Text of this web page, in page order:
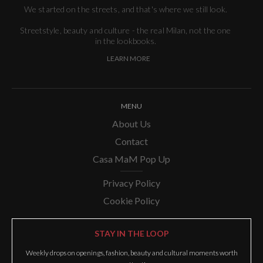
We started on the streets, and that's where we still look.
Streetstyle, beauty and culture - the real Milan, not the one
in the lookbooks.
LEARN MORE
MENU
About Us
Contact
Casa MaM Pop Up
Privacy Policy
Cookie Policy
STAY IN THE LOOP
Weekly drops on openings, fashion, beauty and cultural moments worth